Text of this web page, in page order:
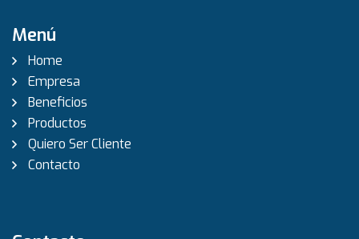
Menú
Home
Empresa
Beneficios
Productos
Quiero Ser Cliente
Contacto